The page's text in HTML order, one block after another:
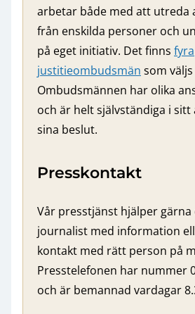
arbetar både med att utreda
från enskilda personer och
på eget initiativ. Det finns fyra
justitieombudsmän som
Ombudsmännen har olika
och är helt självständiga i sitt
sina beslut.
Presskontakt
Vår presstjänst hjälper gärna
journalist med information
kontakt med rätt person på
Presstelefonen har nummer
och är bemannad vardagar